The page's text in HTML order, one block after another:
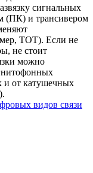
сигнальных
(ПК) и трансивером
ТОТ). Если не
не стоит
можно
и от катушечных
видов связи